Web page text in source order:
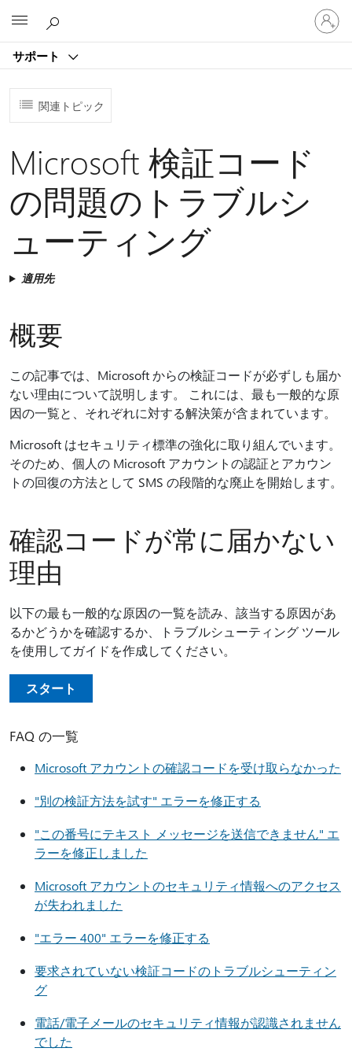
サポート
ア
カ
ウ
イ
関連トピック
Microsoft 検証コード
の問題のトラブルシ
ューティング
適用先
概要
この記事では、Microsoft からの検証コードが必ずしも届か
ない理由について説明します。 これには、最も一般的な原
因の一覧と、それぞれに対する解決策が含まれています。
Microsoft はセキュリティ標準の強化に取り組んでいます。
そのため、個人の Microsoft アカウントの認証とアカウン
トの回復の方法として SMS の段階的な廃止を開始します。
確認コードが常に届かない
理由
以下の最も一般的な原因の一覧を読み、該当する原因があ
るかどうかを確認するか、トラブルシューティング ツール
を使用してガイドを作成してください。
スタート
FAQ の一覧
Microsoft アカウントの確認コードを受け取らなかった
"別の検証方法を試す" エラーを修正する
"この番号にテキスト メッセージを送信できません" エ
ラーを修正しました
Microsoft アカウントのセキュリティ情報へのアクセス
が失われました
"エラー 400" エラーを修正する
要求されていない検証コードのトラブルシューティン
グ
電話/電子メールのセキュリティ情報が認識されません
でした